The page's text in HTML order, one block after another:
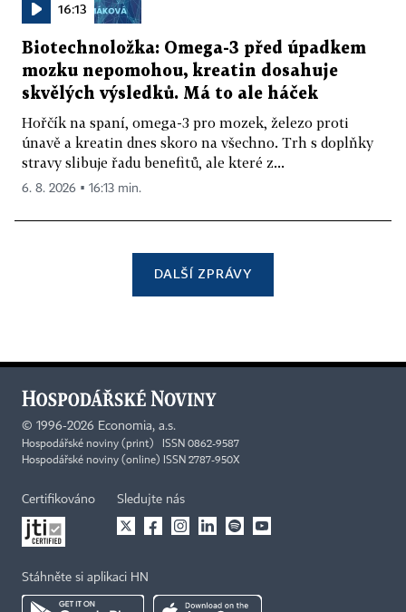
16:13
Biotechnoložka: Omega-3 před úpadkem
mozku nepomohou, kreatin dosahuje
skvělých výsledků. Má to ale háček
Hořčík na spaní, omega-3 pro mozek, železo proti
únavě a kreatin dnes skoro na všechno. Trh s doplňky
stravy slibuje řadu benefitů, ale které z...
6. 8. 2026 ▪ 16:13 min.
DALŠÍ ZPRÁVY
© 1996-2026 Economia, a.s.
Hospodářské noviny (print) ISSN 0862-9587
Hospodářské noviny (online) ISSN 2787-950X
Certifikováno Sledujte nás
Stáhněte si aplikaci HN